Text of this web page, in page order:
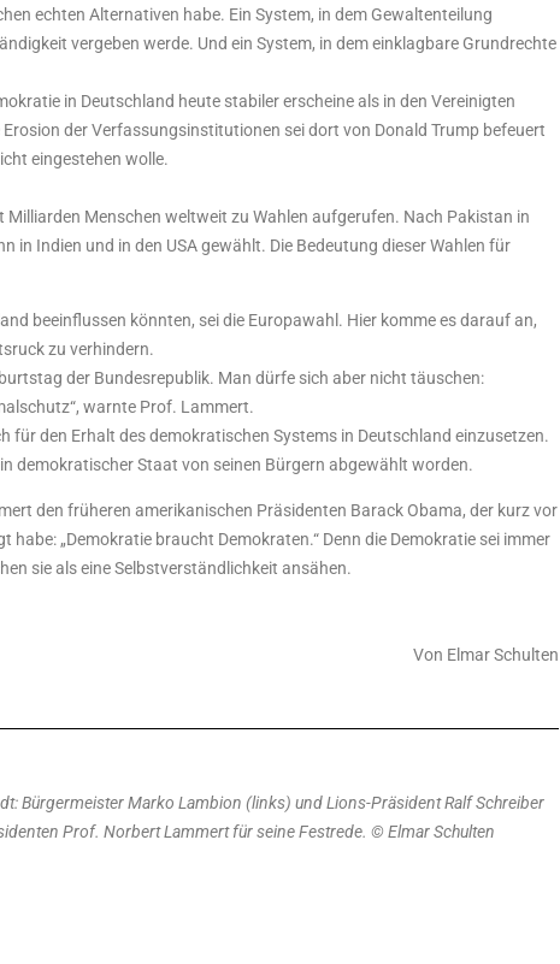
echten Alternativen habe. Ein System, in dem Gewaltenteilung
vergeben werde. Und ein System, in dem einklagbare Grundrechte
in Deutschland heute stabiler erscheine als in den Vereinigten
der Verfassungsinstitutionen sei dort von Donald Trump befeuert
eingestehen wolle.
Milliarden Menschen weltweit zu Wahlen aufgerufen. Nach Pakistan in
in Indien und in den USA gewählt. Die Bedeutung dieser Wahlen für
beeinflussen könnten, sei die Europawahl. Hier komme es darauf an,
zu verhindern.
der Bundesrepublik. Man dürfe sich aber nicht täuschen:
warnte Prof. Lammert.
für den Erhalt des demokratischen Systems in Deutschland einzusetzen.
demokratischer Staat von seinen Bürgern abgewählt worden.
den früheren amerikanischen Präsidenten Barack Obama, der kurz vor
„Demokratie braucht Demokraten.“ Denn die Demokratie sei immer
sie als eine Selbstverständlichkeit ansähen.
Von Elmar Schulten
Bürgermeister Marko Lambion (links) und Lions-Präsident Ralf Schreiber
Prof. Norbert Lammert für seine Festrede. © Elmar Schulten